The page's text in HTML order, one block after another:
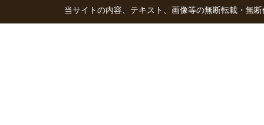
当サイトの内容、テキスト、画像等の無断転載・無